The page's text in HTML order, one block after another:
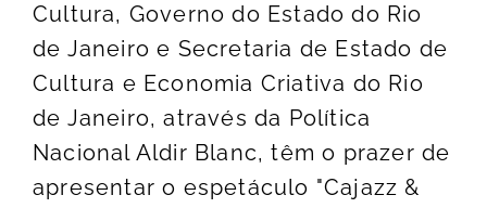
Cultura, Governo do Estado do Rio
de Janeiro e Secretaria de Estado de
Cultura e Economia Criativa do Rio
de Janeiro, através da Política
Nacional Aldir Blanc, têm o prazer de
apresentar o espetáculo "Cajazz &